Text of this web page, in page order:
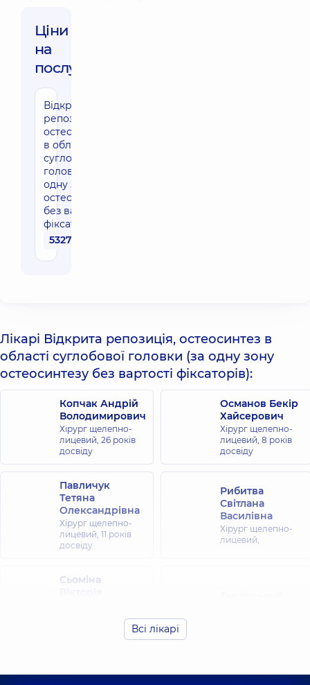
Ціни
на
послуги:
Відкрита
репозиція,
остеосинтез
в області
суглобової
головки (за
одну зону
остеосинтезу
без вартості
фіксаторів)
53270 грн
Лікарі Відкрита репозиція, остеосинтез в
області суглобової головки (за одну зону
остеосинтезу без вартості фіксаторів):
Копчак Андрій
Володимирович
Хірург щелепно-
лицевий, 26 років
досвіду
Османов Бекір
Хайсерович
Хірург щелепно-
лицевий, 8 років
досвіду
Павличук
Тетяна
Олександрівна
Хірург щелепно-
лицевий, 11 років
досвіду
Рибитва
Світлана
Василівна
Хірург щелепно-
лицевий,
Сьоміна
дитячий; Лікар з
років досвіду
Всі лікарі